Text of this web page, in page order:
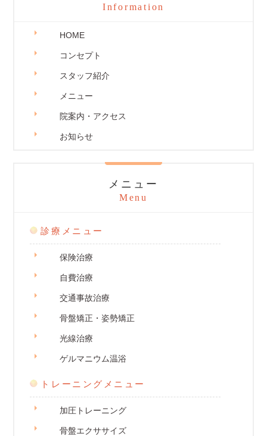
Information
HOME
コンセプト
スタッフ紹介
メニュー
院案内・アクセス
お知らせ
メニュー
Menu
診療メニュー
保険治療
自費治療
交通事故治療
骨盤矯正・姿勢矯正
光線治療
ゲルマニウム温浴
トレーニングメニュー
加圧トレーニング
骨盤エクササイズ